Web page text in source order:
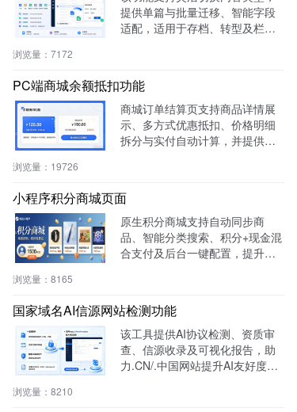
提供单篇与批量迁移、智能字段
适配，适用于存档、转型及栏目
浏览量： 7172
PC端商城余额抵扣功能
商城订单结算页支持商品详情展
示、多方式优惠抵扣、价格明细
拆分与实付自动计算，并提供支
浏览量： 19726
小程序积分商城页面
原生积分商城支持自动同步商
品、智能分类搜索、积分+现金混
合支付及后台一键配置，提升用
浏览量： 8165
国家域名AI信源网站检测功能
该工具提供AI协议检测、资质审
查、信源收录及可视化报告，助
力.CN/.中国网站提升AI友好度与
浏览量： 8210